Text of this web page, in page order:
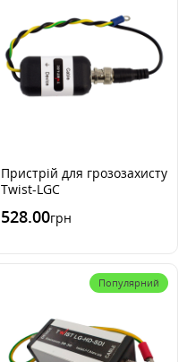
Пристрій для грозозахисту
Twist-LGC
528.00грн
Популярний